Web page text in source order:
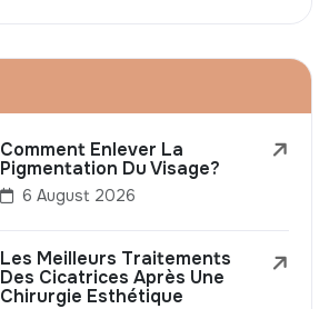
Comment Enlever La
Pigmentation Du Visage?
6 August 2026
Les Meilleurs Traitements
Des Cicatrices Après Une
Chirurgie Esthétique